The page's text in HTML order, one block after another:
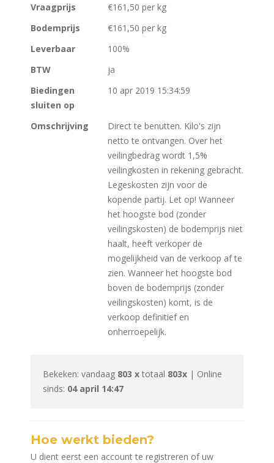
Vraagprijs
€161,50 per kg
Bodemprijs
€161,50 per kg
Leverbaar
100%
BTW
ja
Biedingen
sluiten op
10 apr 2019 15:34:59
Omschrijving
Direct te benutten. Kilo's zijn
netto te ontvangen. Over het
veilingbedrag wordt 1,5%
veilingkosten in rekening gebracht.
Legeskosten zijn voor de
kopende partij. Let op! Wanneer
het hoogste bod (zonder
veilingskosten) de bodemprijs niet
haalt, heeft verkoper de
mogelijkheid van de verkoop af te
zien. Wanneer het hoogste bod
boven de bodemprijs (zonder
veilingskosten) komt, is de
verkoop definitief en
onherroepelijk.
Bekeken: vandaag 803 x totaal 803x | Online
sinds: 04 april 14:47
Hoe werkt bieden?
U dient eerst een account te registreren of uw